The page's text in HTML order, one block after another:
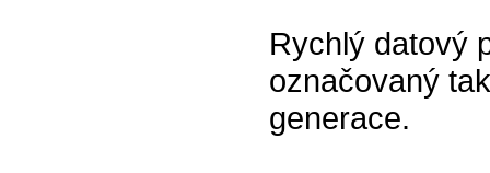
Rychlý datový
označovaný
generace.